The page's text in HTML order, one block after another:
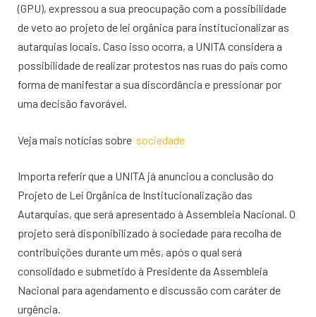
(GPU), expressou a sua preocupação com a possibilidade
de veto ao projeto de lei orgânica para institucionalizar as
autarquias locais. Caso isso ocorra, a UNITA considera a
possibilidade de realizar protestos nas ruas do país como
forma de manifestar a sua discordância e pressionar por
uma decisão favorável.
Veja mais notícias sobre sociedade
Importa referir que a UNITA já anunciou a conclusão do
Projeto de Lei Orgânica de Institucionalização das
Autarquias, que será apresentado à Assembleia Nacional. O
projeto será disponibilizado à sociedade para recolha de
contribuições durante um mês, após o qual será
consolidado e submetido à Presidente da Assembleia
Nacional para agendamento e discussão com caráter de
urgência.